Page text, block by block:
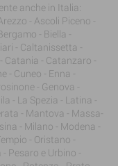
anche in Italia:
- Ascoli Piceno -
- Biella -
- Caltanissetta -
Catania - Catanzaro -
- Cuneo - Enna -
- Genova -
- La Spezia - Latina -
- Mantova - Massa-
- Milano - Modena -
- Oristano -
Pesaro e Urbino -